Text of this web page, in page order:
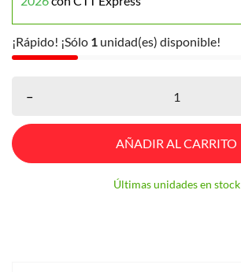
¡Rápido! ¡Sólo 1 unidad(es) disponible!
–
AÑADIR AL CARRITO
Últimas unidades en stock